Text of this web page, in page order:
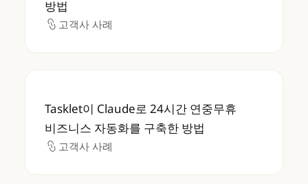
방법
고객사 사례
고객사 사례
Tasklet이 Claude로 24시간 연중무휴 비즈니
Tasklet이 Claude로 24시간 연중무휴
비즈니스 자동화를 구축한 방법
고객사 사례
고객사 사례